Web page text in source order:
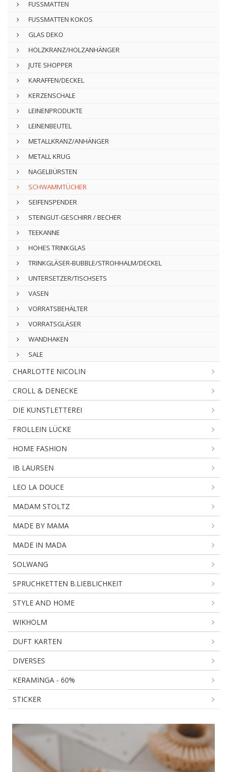
FUSSMATTEN
FUSSMATTEN KOKOS
GLAS DEKO
HOLZKRANZ/HOLZANHÄNGER
JUTE SHOPPER
KARAFFEN/DECKEL
KERZENSCHALE
LEINENPRODUKTE
LEINENBEUTEL
METALLKRANZ/ANHÄNGER
METALL KRUG
NAGELBÜRSTEN
SCHWAMMTÜCHER
SEIFENSPENDER
STEINGUT-GESCHIRR / BECHER
TEEKANNE
HOHES TRINKGLAS
TRINKGLÄSER-BUBBLE/STROHHALM/DECKEL
UNTERSETZER/TISCHSETS
VASEN
VORRATSBEHÄLTER
VORRATSGLÄSER
WANDHAKEN
SALE
CHARLOTTE NICOLIN
CROLL & DENECKE
DIE KUNSTLETTEREI
FROLLEIN LÜCKE
HOME FASHION
IB LAURSEN
LEO LA DOUCE
MADAM STOLTZ
MADE BY MAMA
MADE IN MADA
SOLWANG
SPRUCHKETTEN B.LIEBLICHKEIT
STYLE AND HOME
WIKHOLM
DUFT KARTEN
DIVERSES
KERAMINGA - 60%
STICKER
SCHWAMMTÜCHER